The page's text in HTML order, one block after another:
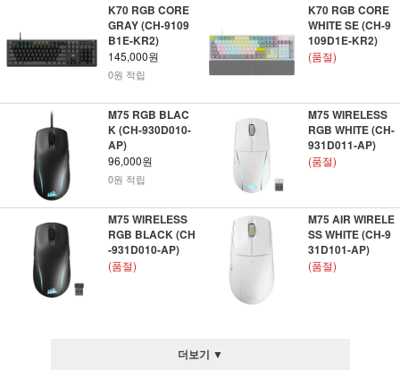
K70 RGB CORE
GRAY (CH-9109
B1E-KR2)
145,000원
0원 적립
K70 RGB CORE
WHITE SE (CH-9
109D1E-KR2)
(품절)
M75 RGB BLAC
K (CH-930D010-
AP)
96,000원
0원 적립
M75 WIRELESS
RGB WHITE (CH-
931D011-AP)
(품절)
M75 WIRELESS
RGB BLACK (CH
-931D010-AP)
(품절)
M75 AIR WIRELE
SS WHITE (CH-9
31D101-AP)
(품절)
더보기 ▼